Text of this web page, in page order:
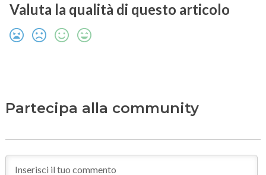
Valuta la qualità di questo articolo
Partecipa alla community